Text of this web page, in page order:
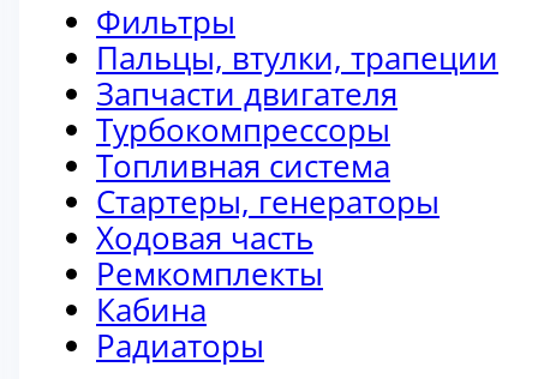
Фильтры
Пальцы, втулки, трапеции
Запчасти двигателя
Турбокомпрессоры
Топливная система
Стартеры, генераторы
Ходовая часть
Ремкомплекты
Кабина
Радиаторы